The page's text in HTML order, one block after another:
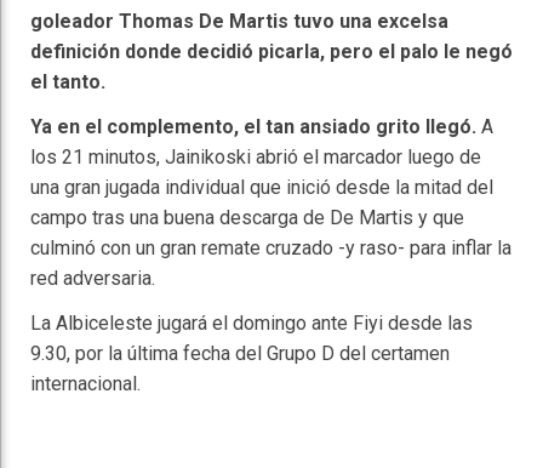
goleador Thomas De Martis tuvo una excelsa
definición donde decidió picarla, pero el palo le negó
el tanto.
Ya en el complemento, el tan ansiado grito llegó. A
los 21 minutos, Jainikoski abrió el marcador luego de
una gran jugada individual que inició desde la mitad del
campo tras una buena descarga de De Martis y que
culminó con un gran remate cruzado -y raso- para inflar la
red adversaria.
La Albiceleste jugará el domingo ante Fiyi desde las
9.30, por la última fecha del Grupo D del certamen
internacional.